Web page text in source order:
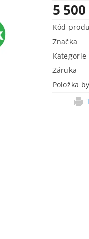
5
Kód
Značka
Kategorie
Záruka
Položka